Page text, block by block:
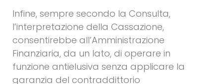
Infine, sempre secondo la Consulta,
l’interpretazione della Cassazione,
consentirebbe all’Amministrazione
Finanziaria, da un lato, di operare in
funzione antielusiva senza applicare la
garanzia del contraddittorio